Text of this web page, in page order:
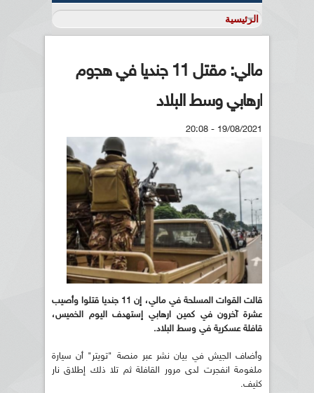
مالي: مقتل 11 جنديا في هجوم
ارهابي وسط البلاد
19/08/2021 - 20:08
قالت القوات المسلحة في مالي، إن 11 جنديا قتلوا وأصيب
عشرة آخرون في كمين ارهابي إستهدف اليوم الخميس،
قافلة عسكرية في وسط البلاد.
وأضاف الجيش في بيان نشر عبر منصة "تويتر" أن سيارة
ملغومة انفجرت لدى مرور القافلة ثم تلا ذلك إطلاق نار
كثيف.